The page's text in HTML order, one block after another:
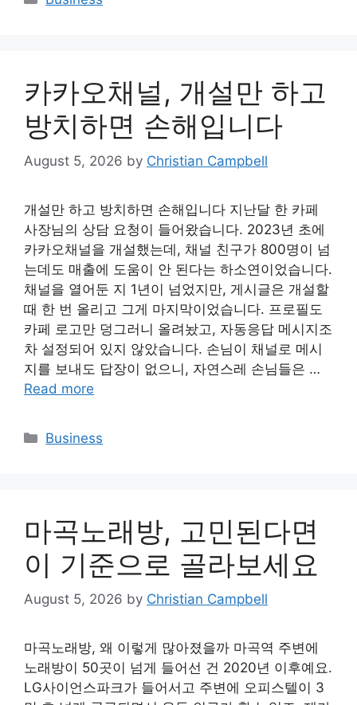
카카오채널, 개설만 하고
방치하면 손해입니다
August 5, 2026 by Christian Campbell
개설만 하고 방치하면 손해입니다 지난달 한 카페
사장님의 상담 요청이 들어왔습니다. 2023년 초에
카카오채널을 개설했는데, 채널 친구가 800명이 넘
는데도 매출에 도움이 안 된다는 하소연이었습니다.
채널을 열어둔 지 1년이 넘었지만, 게시글은 개설할
때 한 번 올리고 그게 마지막이었습니다. 프로필도
카페 로고만 덩그러니 올려놨고, 자동응답 메시지조
차 설정되어 있지 않았습니다. 손님이 채널로 메시
지를 보내도 답장이 없으니, 자연스레 손님들은 …
Read more
Categories
Business
마곡노래방, 고민된다면
이 기준으로 골라보세요
August 5, 2026 by Christian Campbell
마곡노래방, 왜 이렇게 많아졌을까 마곡역 주변에
노래방이 50곳이 넘게 들어선 건 2020년 이후예요.
LG사이언스파크가 들어서고 주변에 오피스텔이 3